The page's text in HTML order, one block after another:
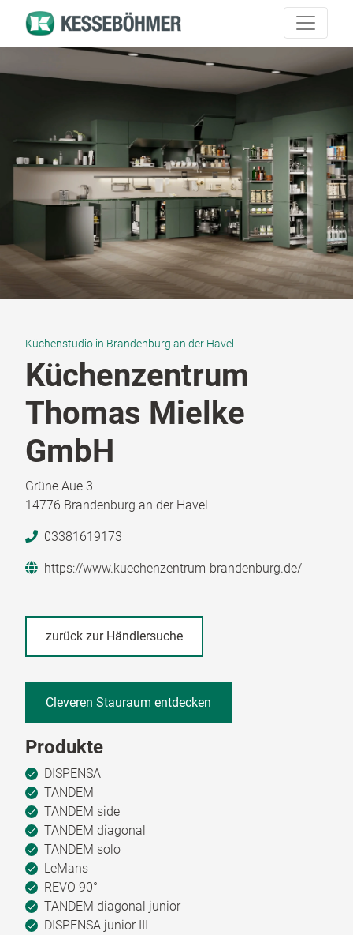
Küchenstudio in Brandenburg an der Havel
Küchenzentrum
Thomas Mielke
GmbH
Grüne Aue 3
14776 Brandenburg an der Havel
03381619173
https://www.kuechenzentrum-brandenburg.de/
zurück zur Händlersuche
Cleveren Stauraum entdecken
Produkte
DISPENSA
TANDEM
TANDEM side
TANDEM diagonal
TANDEM solo
LeMans
REVO 90°
TANDEM diagonal junior
DISPENSA junior III